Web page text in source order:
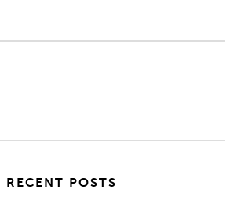
RECENT POSTS